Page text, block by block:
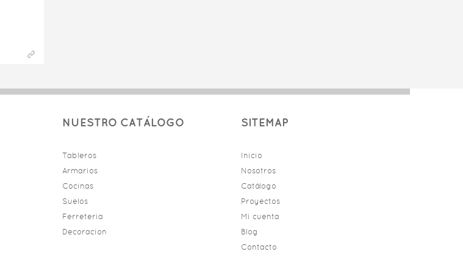
NUESTRO CATÁLOGO
Tableros
Armarios
Cocinas
Suelos
Ferreteria
Decoracion
SITEMAP
Inicio
Nosotros
Catálogo
Proyectos
Mi cuenta
Blog
Contacto